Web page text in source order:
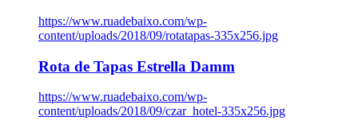
https://www.ruadebaixo.com/wp-
content/uploads/2018/09/rotatapas-335x256.jpg
Rota de Tapas Estrella Damm
https://www.ruadebaixo.com/wp-
content/uploads/2018/09/czar_hotel-335x256.jpg